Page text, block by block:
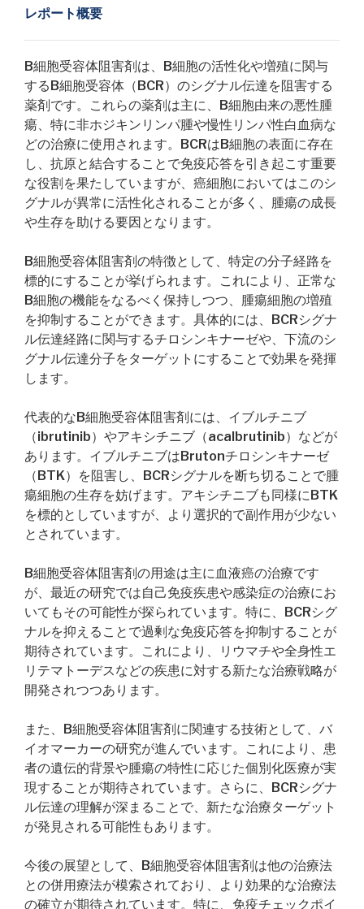
レポート概要
B細胞受容体阻害剤は、B細胞の活性化や増殖に関与
するB細胞受容体（BCR）のシグナル伝達を阻害する
薬剤です。これらの薬剤は主に、B細胞由来の悪性腫
瘍、特に非ホジキンリンパ腫や慢性リンパ性白血病な
どの治療に使用されます。BCRはB細胞の表面に存在
し、抗原と結合することで免疫応答を引き起こす重要
な役割を果たしていますが、癌細胞においてはこのシ
グナルが異常に活性化されることが多く、腫瘍の成長
や生存を助ける要因となります。
B細胞受容体阻害剤の特徴として、特定の分子経路を
標的にすることが挙げられます。これにより、正常な
B細胞の機能をなるべく保持しつつ、腫瘍細胞の増殖
を抑制することができます。具体的には、BCRシグナ
ル伝達経路に関与するチロシンキナーゼや、下流のシ
グナル伝達分子をターゲットにすることで効果を発揮
します。
代表的なB細胞受容体阻害剤には、イブルチニブ
（ibrutinib）やアキシチニブ（acalbrutinib）などが
あります。イブルチニブはBrutonチロシンキナーゼ
（BTK）を阻害し、BCRシグナルを断ち切ることで腫
瘍細胞の生存を妨げます。アキシチニブも同様にBTK
を標的としていますが、より選択的で副作用が少ない
とされています。
B細胞受容体阻害剤の用途は主に血液癌の治療です
が、最近の研究では自己免疫疾患や感染症の治療にお
いてもその可能性が探られています。特に、BCRシグ
ナルを抑えることで過剰な免疫応答を抑制することが
期待されています。これにより、リウマチや全身性エ
リテマトーデスなどの疾患に対する新たな治療戦略が
開発されつつあります。
また、B細胞受容体阻害剤に関連する技術として、バ
イオマーカーの研究が進んでいます。これにより、患
者の遺伝的背景や腫瘍の特性に応じた個別化医療が実
現することが期待されています。さらに、BCRシグナ
ル伝達の理解が深まることで、新たな治療ターゲット
が発見される可能性もあります。
今後の展望として、B細胞受容体阻害剤は他の治療法
との併用療法が模索されており、より効果的な治療法
の確立が期待されています。特に、免疫チェックポイ